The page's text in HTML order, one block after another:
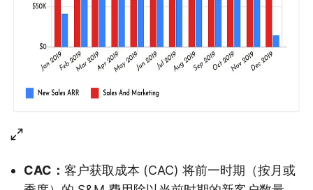
CAC： 客户获取成本 (CAC) 将前一时期（按月或